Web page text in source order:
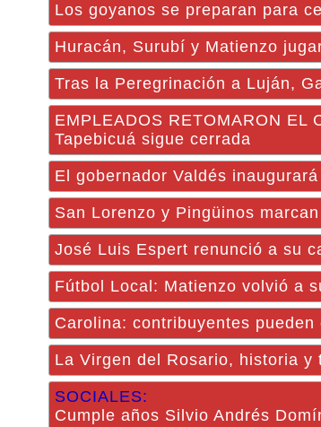
Los goyanos se preparan para
Huracán, Surubí y Matienzo
Tras la Peregrinación a Luján,
EMPLEADOS RETOMARON
Tapebicuá sigue cerrada
El gobernador Valdés
San Lorenzo y Pingüinos
José Luis Espert renunció a su
Fútbol Local: Matienzo volvió a
Carolina: contribuyentes
La Virgen del Rosario, historia
SOCIALES:
Cumple años Silvio Andrés